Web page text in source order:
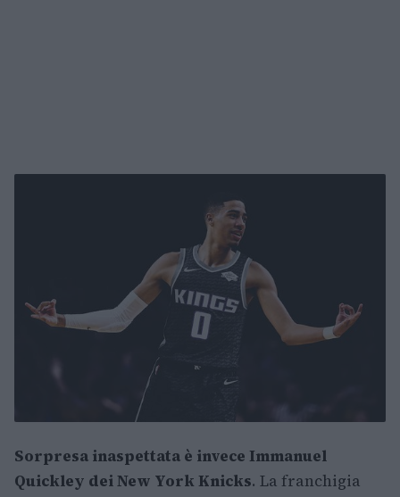
Sorpresa inaspettata è invece Immanuel
Quickley dei New York Knicks. La franchigia